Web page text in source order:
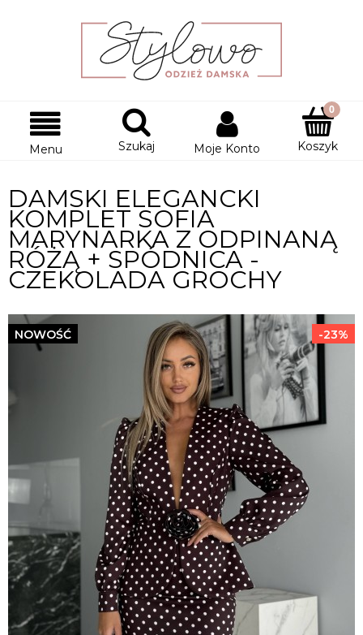
Menu Szukaj Moje Konto Koszyk
DAMSKI ELEGANCKI
KOMPLET SOFIA
MARYNARKA Z ODPINANĄ
RÓŻĄ + SPÓDNICA -
CZEKOLADA GROCHY
-23%
NOWOŚĆ